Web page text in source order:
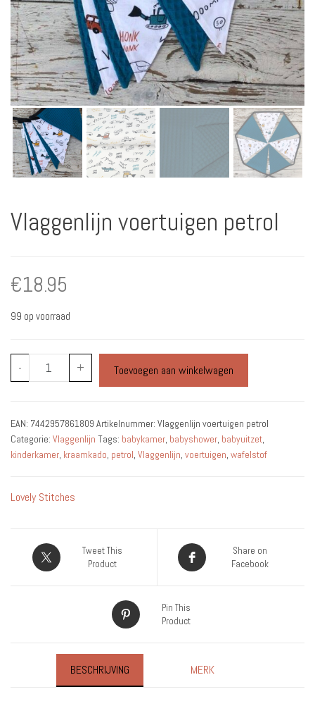
Vlaggenlijn voertuigen petrol
€18.95
99 op voorraad
-
Vlaggenlijn
voertuigen
+ Toevoegen aan winkelwagen
EAN: 7442957861809 Artikelnummer: Vlaggenlijn voertuigen petrol
Categorie: Vlaggenlijn Tags: babykamer babyshower babyuitzet
kinderkamer kraamkado petrol Vlaggenlijn voertuigen wafelstof
Lovely Stitches
Tweet This
Product
Share on
Facebook
Pin This
Product
BESCHRIJVING MERK